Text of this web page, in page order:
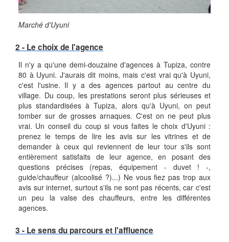
Marché d'Uyuni
2 - Le choix de l'agence
Il n'y a qu'une demi-douzaine d'agences à Tupiza, contre
80 à Uyuni. J'aurais dit moins, mais c'est vrai qu'à Uyuni,
c'est l'usine. Il y a des agences partout au centre du
village. Du coup, les prestations seront plus sérieuses et
plus standardisées à Tupiza, alors qu'à Uyuni, on peut
tomber sur de grosses arnaques. C'est on ne peut plus
vrai. Un conseil du coup si vous faites le choix d'Uyuni :
prenez le temps de lire les avis sur les vitrines et de
demander à ceux qui reviennent de leur tour s'ils sont
entièrement satisfaits de leur agence, en posant des
questions précises (repas, équipement - duvet ! -,
guide/chauffeur (alcoolisé ?)...) Ne vous fiez pas trop aux
avis sur internet, surtout s'ils ne sont pas récents, car c'est
un peu la valse des chauffeurs, entre les différentes
agences.
3 - Le sens du parcours et l'affluence